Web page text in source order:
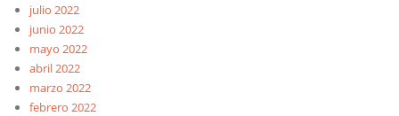
julio 2022
junio 2022
mayo 2022
abril 2022
marzo 2022
febrero 2022